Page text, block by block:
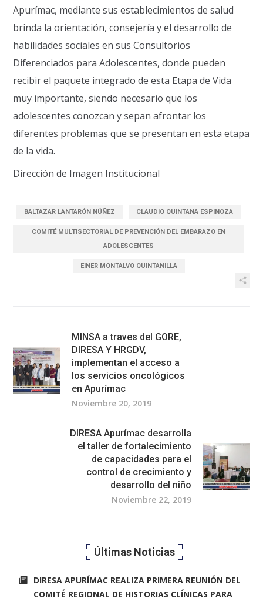
Apurímac, mediante sus establecimientos de salud
brinda la orientación, consejería y el desarrollo de
habilidades sociales en sus Consultorios
Diferenciados para Adolescentes, donde pueden
recibir el paquete integrado de esta Etapa de Vida
muy importante, siendo necesario que los
adolescentes conozcan y sepan afrontar los
diferentes problemas que se presentan en esta etapa
de la vida.
Dirección de Imagen Institucional
BALTAZAR LANTARÓN NÚÑEZ CLAUDIO QUINTANA ESPINOZA
COMITÉ MULTISECTORIAL DE PREVENCIÓN DEL EMBARAZO EN
ADOLESCENTES
EINER MONTALVO QUINTANILLA
MINSA a traves del GORE,
DIRESA Y HRGDV,
implementan el acceso a
los servicios oncológicos
en Apurímac
Noviembre 20, 2019
DIRESA Apurímac desarrolla
el taller de fortalecimiento
de capacidades para el
control de crecimiento y
desarrollo del niño
Noviembre 22, 2019
Últimas Noticias
DIRESA APURÍMAC REALIZA PRIMERA REUNIÓN DEL
COMITÉ REGIONAL DE HISTORIAS CLÍNICAS PARA